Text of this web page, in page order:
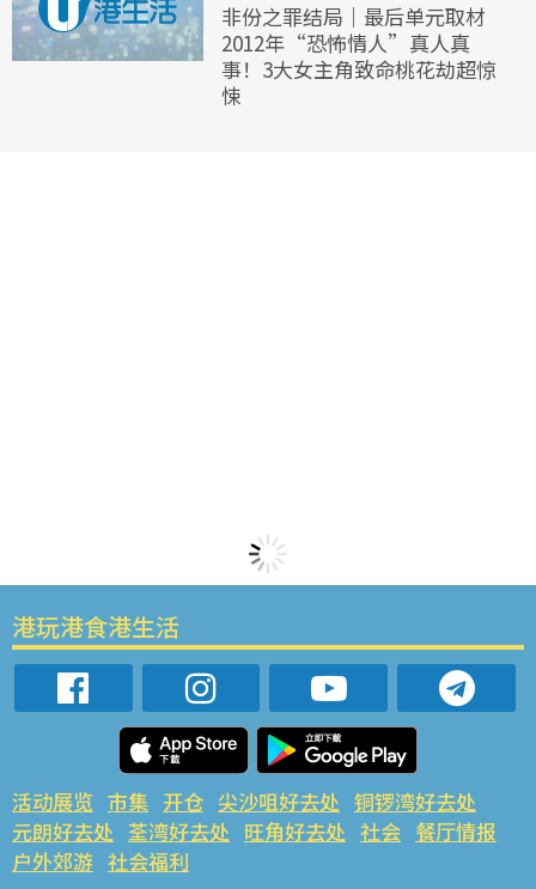
非份之罪结局｜最后单元取材
2012年“恐怖情人”真人真
事！3大女主角致命桃花劫超惊
悚
港玩港食港生活
活动展览 市集 开仓 尖沙咀好去处 铜锣湾好去处
元朗好去处 荃湾好去处 旺角好去处 社会 餐厅情报
户外郊游 社会福利